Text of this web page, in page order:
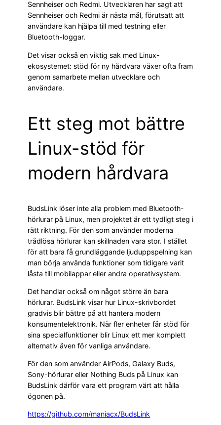
Sennheiser och Redmi. Utvecklaren har sagt att
Sennheiser och Redmi är nästa mål, förutsatt att
användare kan hjälpa till med testning eller
Bluetooth-loggar.
Det visar också en viktig sak med Linux-
ekosystemet: stöd för ny hårdvara växer ofta fram
genom samarbete mellan utvecklare och
användare.
Ett steg mot bättre
Linux-stöd för
modern hårdvara
BudsLink löser inte alla problem med Bluetooth-
hörlurar på Linux, men projektet är ett tydligt steg i
rätt riktning. För den som använder moderna
trådlösa hörlurar kan skillnaden vara stor. I stället
för att bara få grundläggande ljuduppspelning kan
man börja använda funktioner som tidigare varit
låsta till mobilappar eller andra operativsystem.
Det handlar också om något större än bara
hörlurar. BudsLink visar hur Linux-skrivbordet
gradvis blir bättre på att hantera modern
konsumentelektronik. När fler enheter får stöd för
sina specialfunktioner blir Linux ett mer komplett
alternativ även för vanliga användare.
För den som använder AirPods, Galaxy Buds,
Sony-hörlurar eller Nothing Buds på Linux kan
BudsLink därför vara ett program värt att hålla
ögonen på.
https://github.com/maniacx/BudsLink